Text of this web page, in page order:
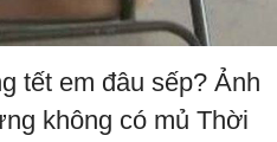
tết em đâu sếp? Ảnh
không có mủ Thời